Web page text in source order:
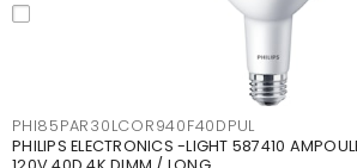
PHI85PAR30LCOR940F40DPUL
PHILIPS ELECTRONICS -LIGHT 587410